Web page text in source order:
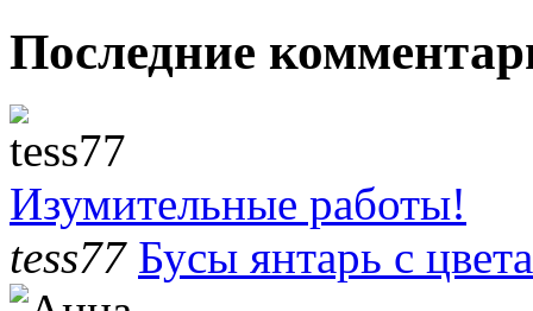
Последние
Изумительные работы!
tess77 Бусы янтарь с